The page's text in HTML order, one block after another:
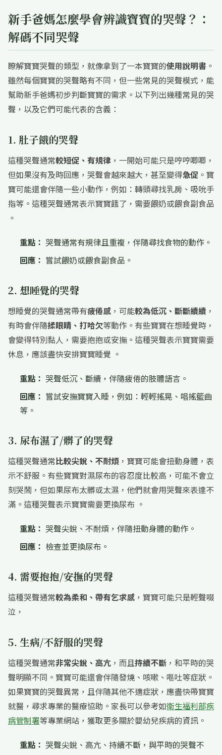
新手爸媽怎麼學會辨識寶寶的哭聲？：
解碼不同哭聲
瞭解寶寶哭聲的類型，就像拿到了一本寶寶的使用說明書 。
雖然每個寶寶的哭聲略有不同，但一些常見的哭聲模式，能
幫助新手爸媽初步判斷寶寶的需求。以下列出幾種常見的哭
聲，以及它們可能代表的含義：
1. 肚子餓的哭聲
這種哭聲通常較短促、有規律 ，一開始可能只是哼哼唧唧，
但如果沒有及時回應，哭聲會越來越大，甚至變得急促 。寶
寶可能還會伴隨一些小動作，例如：轉頭尋找乳房、吸吮手
指等。這種哭聲通常表示寶寶餓了，需要餵奶或餵食副食品
。
重點： 哭聲通常有規律且重複，伴隨尋找食物的動作。
回應： 嘗試餵奶或餵食副食品。
2. 想睡覺的哭聲
想睡覺的哭聲通常帶有疲倦感 ，可能較為低沉、斷斷續續 ，
有時會伴隨揉眼睛、打哈欠等動作。有些寶寶在想睡覺時，
會變得特別黏人，需要抱抱或安撫。這種哭聲表示寶寶需要
休息，應該盡快安排寶寶睡覺 。
重點： 哭聲低沉、斷續，伴隨疲倦的肢體語言。
回應： 嘗試安撫寶寶入睡，例如：輕輕搖晃、唱搖籃曲
等。
3. 尿布濕了/髒了的哭聲
這種哭聲通常比較尖銳、不耐煩 ，寶寶可能會扭動身體，表
示不舒服。有些寶寶對濕尿布的容忍度比較高，可能不會立
刻哭鬧，但如果尿布太髒或太濕，他們就會用哭聲來表達不
滿。這種哭聲表示寶寶需要更換尿布 。
重點： 哭聲尖銳、不耐煩，伴隨扭動身體的動作。
回應： 檢查並更換尿布。
4. 需要抱抱/安撫的哭聲
這種哭聲通常較為柔和、帶有乞求感 ，寶寶可能只是輕聲啜
泣，
5. 生病/不舒服的哭聲
這種哭聲通常非常尖銳、高亢 ，而且持續不斷 ，和平時的哭
聲明顯不同。寶寶可能還會伴隨發燒、咳嗽、嘔吐等症狀。
如果寶寶的哭聲異常，且伴隨其他不適症狀，應盡快帶寶寶
就醫，尋求專業的醫療協助。家長可以參考如衛生福利部疾
病管制署等專業網站，獲取更多關於嬰幼兒疾病的資訊。
重點： 哭聲尖銳、高亢、持續不斷，與平時的哭聲不